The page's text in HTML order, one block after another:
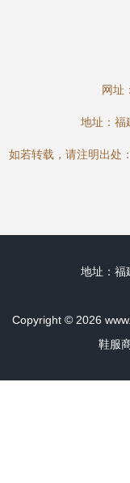
网址：
地址：福
如若转载，请注明出处
地址：福
Copyright © 2026
鞋服